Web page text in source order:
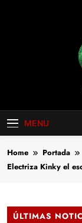
MENU
Home
Portada
Electriza Kinky el
ÚLTIMAS